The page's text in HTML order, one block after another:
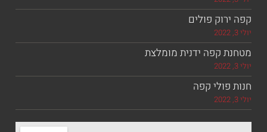
פולים
קפה ידנית מומלצת
קפה